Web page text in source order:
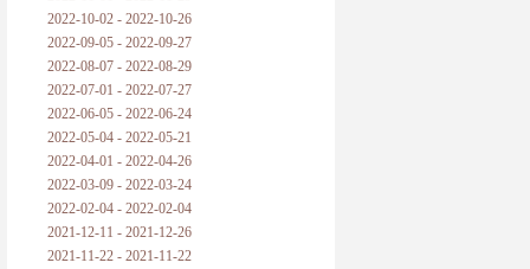
2022-10-02 - 2022-10-26
2022-09-05 - 2022-09-27
2022-08-07 - 2022-08-29
2022-07-01 - 2022-07-27
2022-06-05 - 2022-06-24
2022-05-04 - 2022-05-21
2022-04-01 - 2022-04-26
2022-03-09 - 2022-03-24
2022-02-04 - 2022-02-04
2021-12-11 - 2021-12-26
2021-11-22 - 2021-11-22